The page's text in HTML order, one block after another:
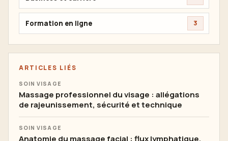
Formation en ligne 3
ARTICLES LIÉS
SOIN VISAGE
Massage professionnel du visage : allégations
de rajeunissement, sécurité et technique
SOIN VISAGE
Anatomie du massage facial : flux lymphatique,